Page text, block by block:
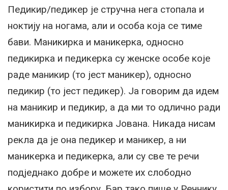
Педикир/педикер је стручна нега стопала и
ноктију на ногама, али и особа која се тиме
бави. Маникирка и маникерка, односно
педикирка и педикерка су женске особе које
раде маникир (то јест маникер), односно
педикир (то јест педикер). Ја говорим да идем
на маникир и педикир, а да ми то одлично ради
маникирка и педикирка Јована. Никада нисам
рекла да је она педикер и маникер, а ни
маникерка и педикерка, али су све те речи
подједнако добре и можете их слободно